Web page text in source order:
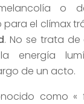
o
el clímax
. No se trata
energía
de un acto.
como «